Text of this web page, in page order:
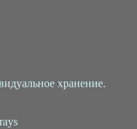
хранение.